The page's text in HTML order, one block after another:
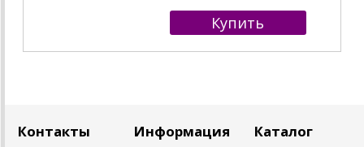
Контакты Информация Каталог